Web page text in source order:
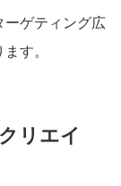
ーゲティング広
す。
リエイ